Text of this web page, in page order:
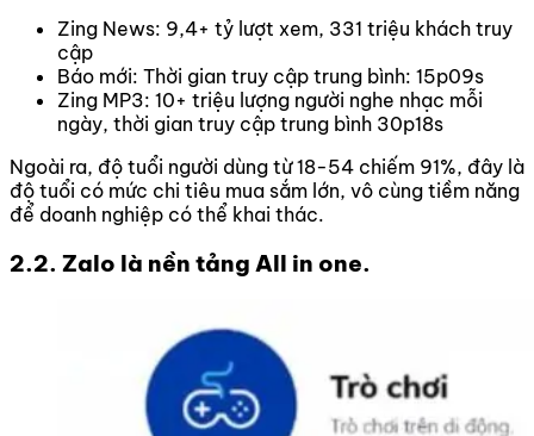
Zing News: 9,4+ tỷ lượt xem, 331 triệu khách truy
cập
Báo mới: Thời gian truy cập trung bình: 15p09s
Zing MP3: 10+ triệu lượng người nghe nhạc mỗi
ngày, thời gian truy cập trung bình 30p18s
Ngoài ra, độ tuổi người dùng từ 18-54 chiếm 91%, đây là
độ tuổi có mức chi tiêu mua sắm lớn, vô cùng tiềm năng
để doanh nghiệp có thể khai thác.
2.2. Zalo là nền tảng All in one.